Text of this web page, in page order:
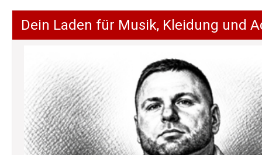
Dein Laden für Musik, Kleidung und